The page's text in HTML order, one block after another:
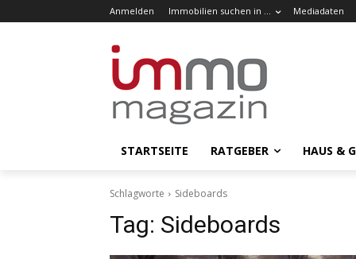
Anmelden Immobilien suchen in … Mediadaten
STARTSEITE RATGEBER HAUS &
Schlagworte Sideboards
Tag: Sideboards